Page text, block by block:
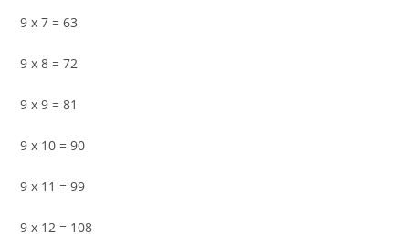
9 x 7 = 63
9 x 8 = 72
9 x 9 = 81
9 x 10 = 90
9 x 11 = 99
9 x 12 = 108